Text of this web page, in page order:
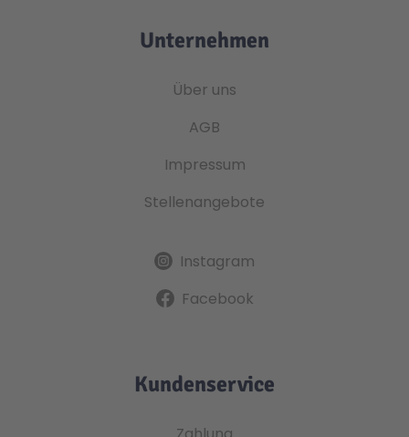
Unternehmen
Über uns
AGB
Impressum
Stellenangebote
Instagram
Facebook
Kundenservice